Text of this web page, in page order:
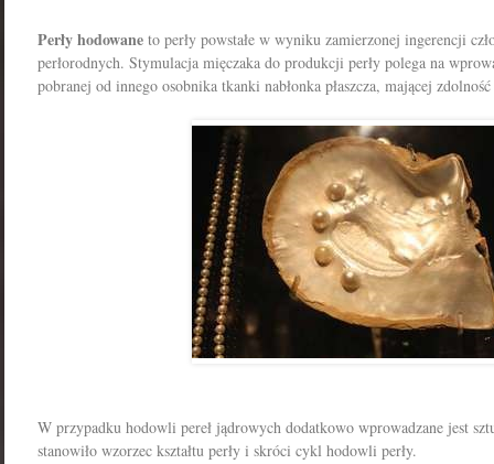
Perły hodowane to perły powstałe w wyniku zamierzonej ingerencji
perłorodnych. Stymulacja mięczaka do produkcji perły polega na
pobranej od innego osobnika tkanki nabłonka płaszcza, mającej
W przypadku hodowli pereł jądrowych dodatkowo wprowadzane jest
stanowiło wzorzec kształtu perły i skróci cykl hodowli perły.